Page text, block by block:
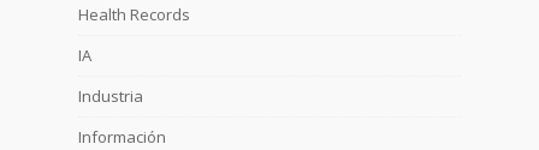
Health Records
IA
Industria
Información